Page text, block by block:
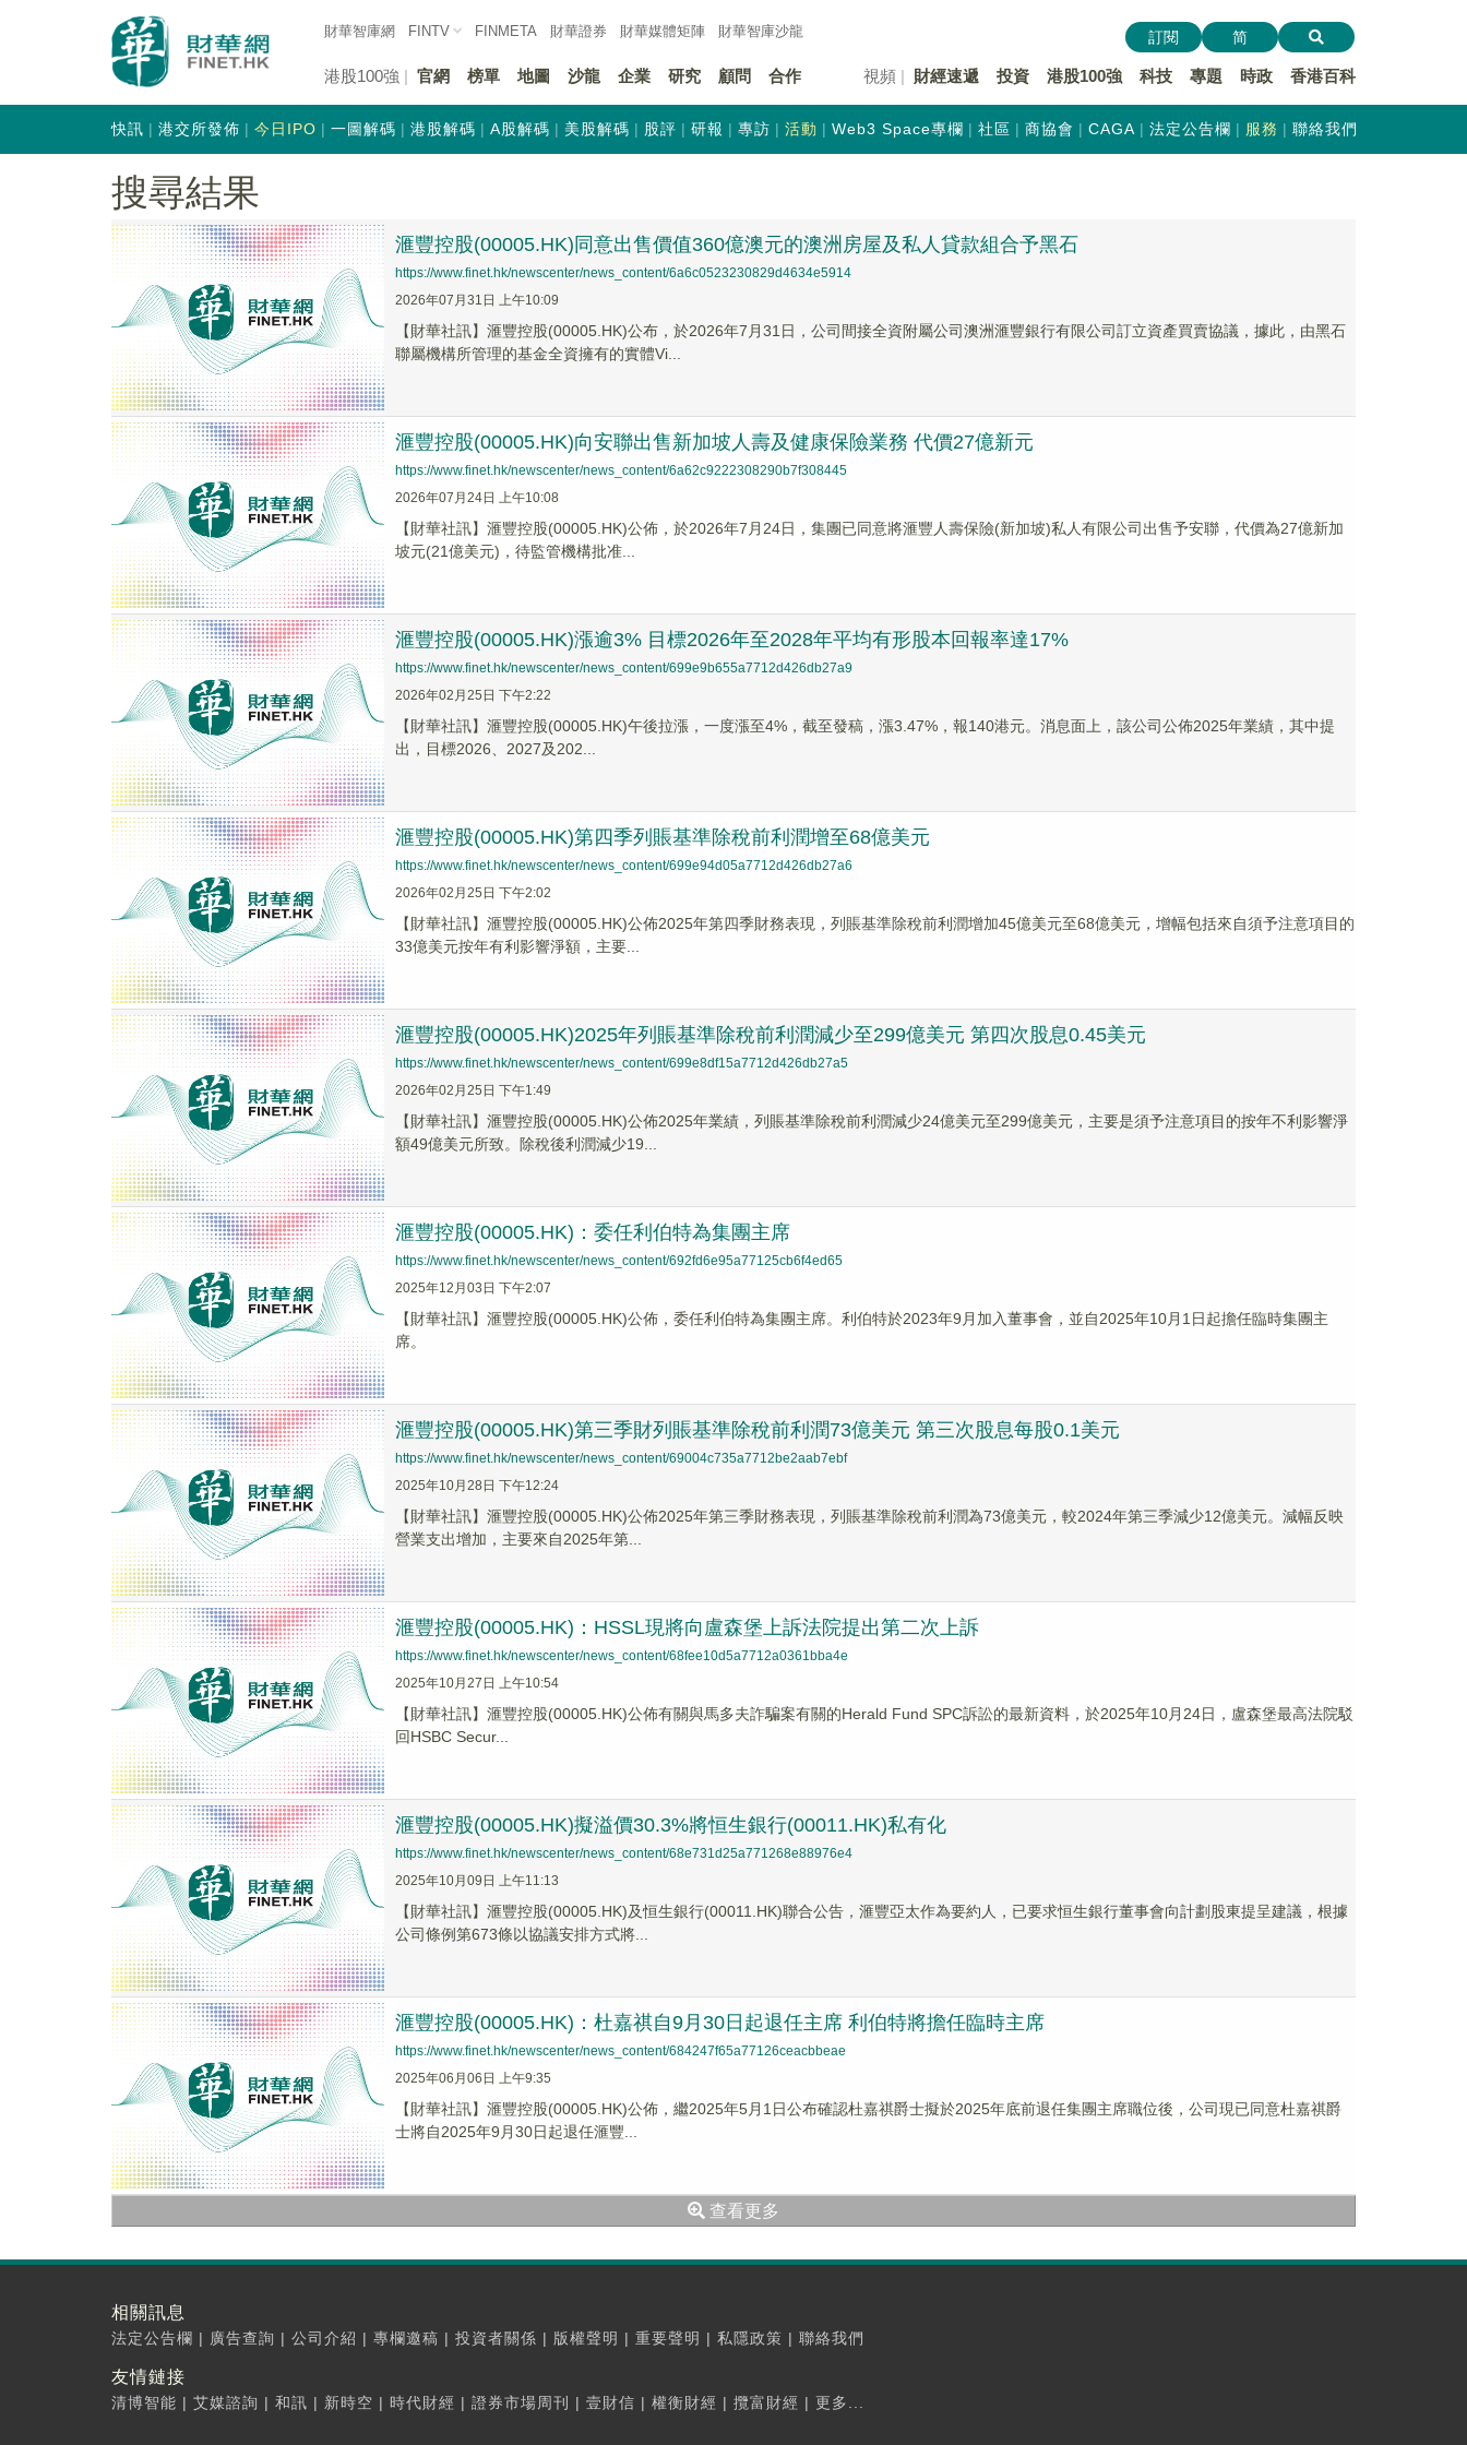
財華智庫網 FINTV FINMETA 財華證券 財華媒體矩陣 財華智庫沙龍
港股100強 官網 榜單 地圖 沙龍 企業 研究 顧問 合作 視頻 財經速遞 投資 港股100強 科技 專題 時政 香港百科
訂閱 简
快訊 港交所發佈 今日IPO 一圖解碼 港股解碼 A股解碼 美股解碼 股評 研報 專訪 活動 Web3 Space專欄 社區 商協會 CAGA 法定公告欄 服務 聯絡我們
搜尋結果
滙豐控股(00005.HK)同意出售價值360億澳元的澳洲房屋及私人貸款組合予黑石
https://www.finet.hk/newscenter/news_content/6a6c0523230829d4634e5914
2026年07月31日 上午10:09
【財華社訊】滙豐控股(00005.HK)公布，於2026年7月31日，公司間接全資附屬公司澳洲滙豐銀行有限公司訂立資產買賣協議，據此，由黑石
聯屬機構所管理的基金全資擁有的實體Vi...
滙豐控股(00005.HK)向安聯出售新加坡人壽及健康保險業務 代價27億新元
https://www.finet.hk/newscenter/news_content/6a62c9222308290b7f308445
2026年07月24日 上午10:08
【財華社訊】滙豐控股(00005.HK)公佈，於2026年7月24日，集團已同意將滙豐人壽保險(新加坡)私人有限公司出售予安聯，代價為27億新加
坡元(21億美元)，待監管機構批准...
滙豐控股(00005.HK)漲逾3% 目標2026年至2028年平均有形股本回報率達17%
https://www.finet.hk/newscenter/news_content/699e9b655a7712d426db27a9
2026年02月25日 下午2:22
【財華社訊】滙豐控股(00005.HK)午後拉漲，一度漲至4%，截至發稿，漲3.47%，報140港元。消息面上，該公司公佈2025年業績，其中提
出，目標2026、2027及202...
滙豐控股(00005.HK)第四季列賬基準除稅前利潤增至68億美元
https://www.finet.hk/newscenter/news_content/699e94d05a7712d426db27a6
2026年02月25日 下午2:02
​​【財華社訊】滙豐控股(00005.HK)公佈2025年第四季財務表現，列賬基準除稅前利潤增加45億美元至68億美元，增幅包括來自須予注意項目的
33億美元按年有利影響淨額，主要...
滙豐控股(00005.HK)2025年列賬基準除稅前利潤減少至299億美元 第四次股息0.45美元
https://www.finet.hk/newscenter/news_content/699e8df15a7712d426db27a5
2026年02月25日 下午1:49
【財華社訊】滙豐控股(00005.HK)公佈2025年業績，列賬基準除稅前利潤減少24億美元至299億美元，主要是須予注意項目的按年不利影響淨
額49億美元所致。除稅後利潤減少19...
滙豐控股(00005.HK)：委任利伯特為集團主席
https://www.finet.hk/newscenter/news_content/692fd6e95a77125cb6f4ed65
2025年12月03日 下午2:07
【財華社訊】滙豐控股(00005.HK)公佈，委任利伯特為集團主席。利伯特於2023年9月加入董事會，並自2025年10月1日起擔任臨時集團主
席。
滙豐控股(00005.HK)第三季財列賬基準除稅前利潤73億美元 第三次股息每股0.1美元
https://www.finet.hk/newscenter/news_content/69004c735a7712be2aab7ebf
2025年10月28日 下午12:24
【財華社訊】滙豐控股(00005.HK)公佈2025年第三季財務表現，列賬基準除稅前利潤為73億美元，較2024年第三季減少12億美元。減幅反映
營業⽀出增加，主要來⾃2025年第...
滙豐控股(00005.HK)：HSSL現將向盧森堡上訴法院提出第二次上訴
https://www.finet.hk/newscenter/news_content/68fee10d5a7712a0361bba4e
2025年10月27日 上午10:54
【財華社訊】滙豐控股(00005.HK)公佈有關與馬多夫詐騙案有關的Herald Fund SPC訴訟的最新資料，於2025年10月24日，盧森堡最高法院駁
回HSBC Secur...
滙豐控股(00005.HK)擬溢價30.3%將恒生銀行(00011.HK)私有化
https://www.finet.hk/newscenter/news_content/68e731d25a771268e88976e4
2025年10月09日 上午11:13
【財華社訊】滙豐控股(00005.HK)及恒生銀行(00011.HK)聯合公告，滙豐亞太作為要約人，已要求恒生銀行董事會向計劃股東提呈建議，根據
公司條例第673條以協議安排方式將...
滙豐控股(00005.HK)：杜嘉祺自9月30日起退任主席 利伯特將擔任臨時主席
https://www.finet.hk/newscenter/news_content/684247f65a77126ceacbbeae
2025年06月06日 上午9:35
【財華社訊】滙豐控股(00005.HK)公佈，繼2025年5月1日公布確認杜嘉祺爵士擬於2025年底前退任集團主席職位後，公司現已同意杜嘉祺爵
士將自2025年9月30日起退任滙豐...
查看更多
相關訊息
法定公告欄 | 廣告查詢 | 公司介紹 | 專欄邀稿 | 投資者關係 | 版權聲明 | 重要聲明 | 私隱政策 | 聯絡我們
友情鏈接
清博智能 | 艾媒諮詢 | 和訊 | 新時空 | 時代財經 | 證券市場周刊 | 壹財信 | 權衡財經 | 攬富財經 | 更多...